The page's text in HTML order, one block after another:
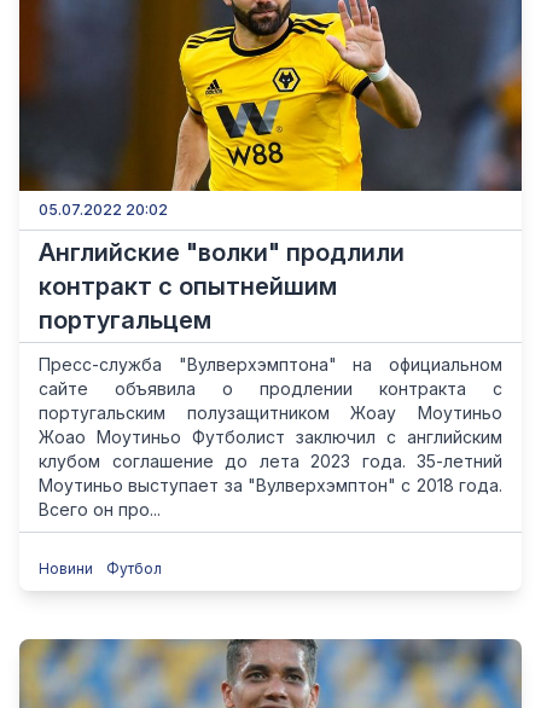
05.07.2022 20:02
Английские "волки" продлили
контракт с опытнейшим
португальцем
Пресс-служба "Вулверхэмптона" на официальном
сайте объявила о продлении контракта с
португальским полузащитником Жоау Моутиньо
Жоао Моутиньо Футболист заключил с английским
клубом соглашение до лета 2023 года. 35-летний
Моутиньо выступает за "Вулверхэмптон" с 2018 года.
Всего он про...
Новини Футбол